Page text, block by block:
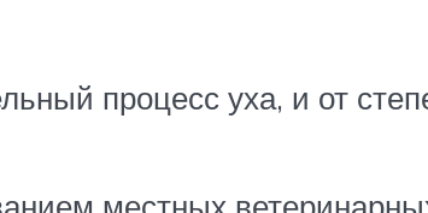
процесс уха, и от